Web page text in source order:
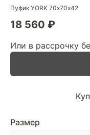
Пуфик YORK 70х70х42
18 560 ₽
Или в рассрочку
Размер